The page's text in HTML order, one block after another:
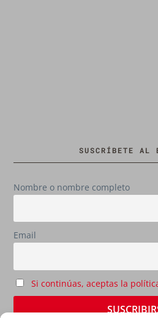
SUSCRÍBETE AL
Nombre o nombre completo
Email
Si continúas, aceptas la